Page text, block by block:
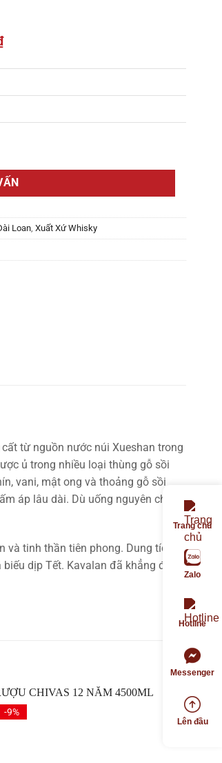
Loan Xuất Xứ Whisky
từ nguồn nước núi Xueshan trong
ủ trong nhiều loại thùng gỗ sồi
vani, mật ong và thoảng gỗ sồi
áp lâu dài. Dù uống nguyên chất,
tinh thần tiên phong. Dung tích
dịp Tết. Kavalan đã khẳng định
-9%
Trang chủ
Zalo
Hotline
Messenger
Lên đầu